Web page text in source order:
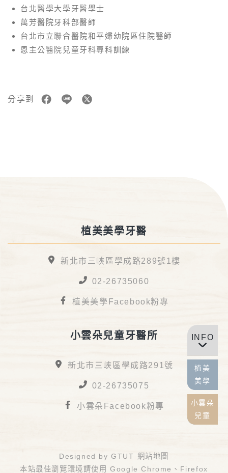
台北醫學大學牙醫學士
萬芳醫院牙科部醫師
台北市立聯合醫院和平婦幼院區住院醫師
恩主公醫院兒童牙科專科訓練
分享到
植美美學牙醫
新北市三峽區學成路289號1樓
02-26735060
植美美學Facebook粉專
小雲朵兒童牙醫所
新北市三峽區學成路291號
02-26735075
小雲朵Facebook粉專
Designed byGTUT 網站地圖
本站最佳瀏覽環境請使用 Google Chrome、Firefox
INFO
植美
美學
小雲朵
兒童